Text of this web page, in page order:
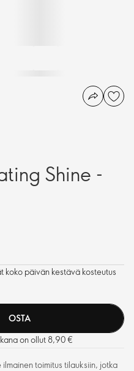
Shine -
koko päivän kestävä kosteutus
OSTA
on ollut 8,90 €
toimitus tilauksiin, jotka